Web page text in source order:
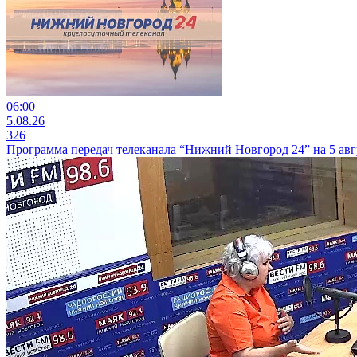
06:00
5.08.26
326
Программа передач телеканала “Нижний Новгород 24” на 5